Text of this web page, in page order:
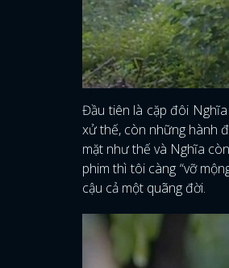
Đầu tiên là cặp đôi
xử thế, còn những hành
mặt như thế và Nghĩa
phim thì tôi càng “vỡ
cậu cả một quãng đời.